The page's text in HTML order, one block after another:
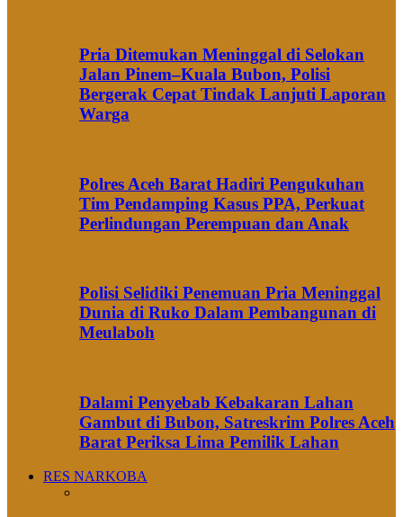
Pria Ditemukan Meninggal di Selokan
Jalan Pinem–Kuala Bubon, Polisi
Bergerak Cepat Tindak Lanjuti Laporan
Warga
Polres Aceh Barat Hadiri Pengukuhan
Tim Pendamping Kasus PPA, Perkuat
Perlindungan Perempuan dan Anak
Polisi Selidiki Penemuan Pria Meninggal
Dunia di Ruko Dalam Pembangunan di
Meulaboh
Dalami Penyebab Kebakaran Lahan
Gambut di Bubon, Satreskrim Polres Aceh
Barat Periksa Lima Pemilik Lahan
RES NARKOBA